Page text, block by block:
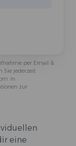
eine
per Email &
Sie jederzeit
In
zur